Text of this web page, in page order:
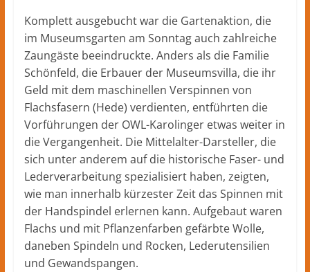
lokale
Nachrichten
und
mehr
aus
Herford
im
Kreis
Herford
Komplett ausgebucht war die Gartenaktion, die
im Museumsgarten am Sonntag auch zahlreiche
Zaungäste beeindruckte. Anders als die Familie
Schönfeld, die Erbauer der Museumsvilla, die ihr
Geld mit dem maschinellen Verspinnen von
Flachsfasern (Hede) verdienten, entführten die
Vorführungen der OWL-Karolinger etwas weiter in
die Vergangenheit. Die Mittelalter-Darsteller, die
sich unter anderem auf die historische Faser- und
Lederverarbeitung spezialisiert haben, zeigten,
wie man innerhalb kürzester Zeit das Spinnen mit
der Handspindel erlernen kann. Aufgebaut waren
Flachs und mit Pflanzenfarben gefärbte Wolle,
daneben Spindeln und Rocken, Lederutensilien
und Gewandspangen.